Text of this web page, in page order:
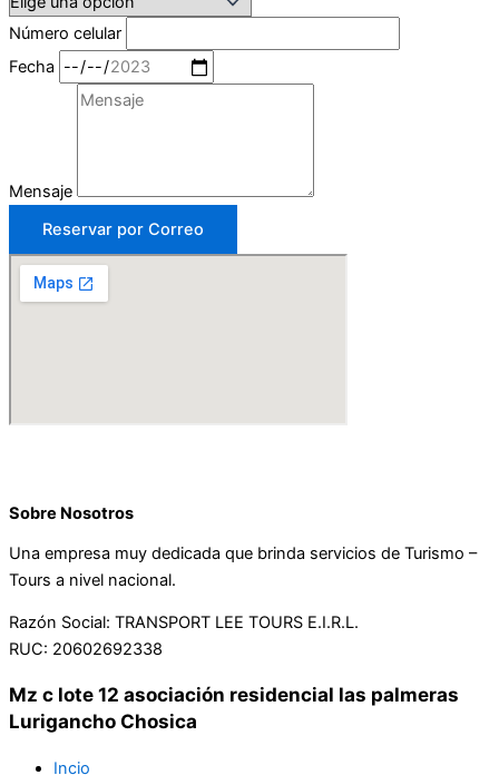
Número celular
Fecha
Mensaje
Reservar por Correo
Sobre Nosotros
Una empresa muy dedicada que brinda servicios de Turismo –
Tours a nivel nacional.
Razón Social: TRANSPORT LEE TOURS E.I.R.L.
RUC: 20602692338
Mz c lote 12 asociación residencial las palmeras
Lurigancho Chosica
Incio